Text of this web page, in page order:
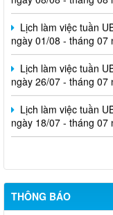
Lịch làm việc tuần
ngày 01/08 - tháng 07
Lịch làm việc tuần
ngày 26/07 - tháng 07
Lịch làm việc tuần
ngày 18/07 - tháng 07
THÔNG BÁO
Nghị Quyết Về việc
bàn xã Định Quán